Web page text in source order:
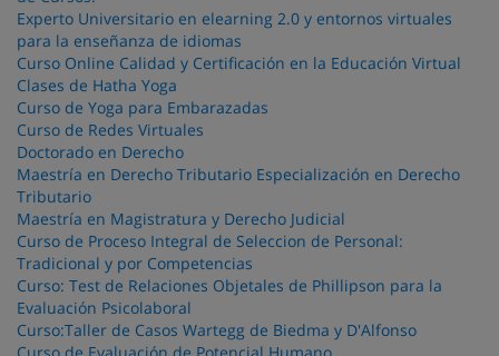
Experto Universitario en elearning 2.0 y entornos virtuales
para la enseñanza de idiomas
Curso Online Calidad y Certificación en la Educación Virtual
Clases de Hatha Yoga
Curso de Yoga para Embarazadas
Curso de Redes Virtuales
Doctorado en Derecho
Maestría en Derecho Tributario Especialización en Derecho
Tributario
Maestría en Magistratura y Derecho Judicial
Curso de Proceso Integral de Seleccion de Personal:
Tradicional y por Competencias
Curso: Test de Relaciones Objetales de Phillipson para la
Evaluación Psicolaboral
Curso:Taller de Casos Wartegg de Biedma y D'Alfonso